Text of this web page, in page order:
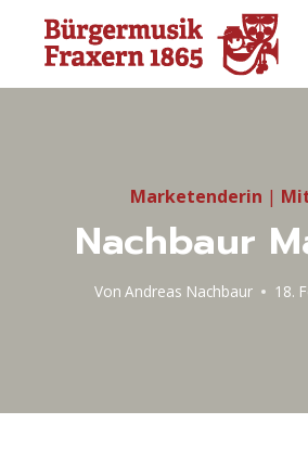
Inhalt
springen
Marketenderin |
Nachbaur
Von Andreas Nachbaur 18.